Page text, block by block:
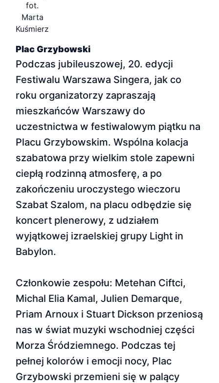
fot.
Marta
Kuśmierz
Plac Grzybowski
Podczas jubileuszowej, 20. edycji
Festiwalu Warszawa Singera, jak co
roku organizatorzy zapraszają
mieszkańców Warszawy do
uczestnictwa w festiwalowym piątku na
Placu Grzybowskim. Wspólna kolacja
szabatowa przy wielkim stole zapewni
ciepłą rodzinną atmosferę, a po
zakończeniu uroczystego wieczoru
Szabat Szalom, na placu odbędzie się
koncert plenerowy, z udziałem
wyjątkowej izraelskiej grupy Light in
Babylon.
Członkowie zespołu: Metehan Ciftci,
Michal Elia Kamal, Julien Demarque,
Priam Arnoux i Stuart Dickson przeniosą
nas w świat muzyki wschodniej części
Morza Śródziemnego. Podczas tej
pełnej kolorów i emocji nocy, Plac
Grzybowski przemieni się w palący